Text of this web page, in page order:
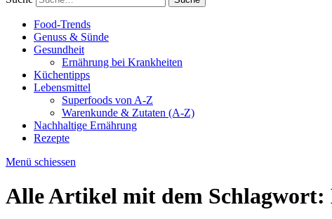
Food-Trends
Genuss & Sünde
Gesundheit
Ernährung bei Krankheiten
Küchentipps
Lebensmittel
Superfoods von A-Z
Warenkunde & Zutaten (A-Z)
Nachhaltige Ernährung
Rezepte
Menü schiessen
Alle Artikel mit dem Schlagwort: